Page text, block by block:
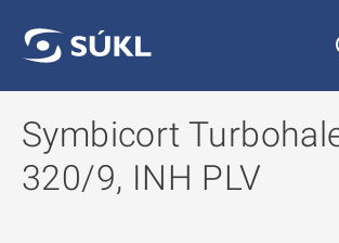
Symbicort
320/9, INH PLV